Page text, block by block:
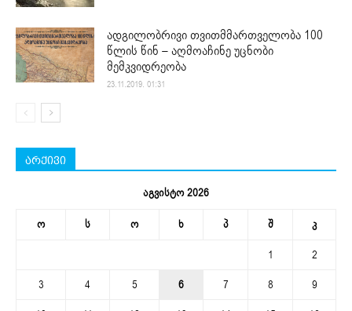
ადგილობრივი თვითმმართველობა 100
წლის წინ – აღმოაჩინე უცნობი
მემკვიდრეობა
23.11.2019. 01:31
არქივი
აგვისტო 2026
ო ს ო ხ პ შ კ
1
2
3
4 5 6 7 8
9